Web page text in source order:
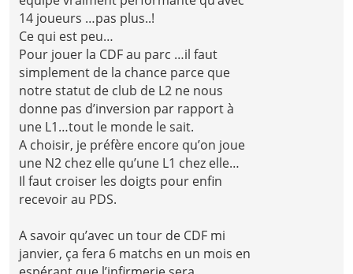
14 joueurs …pas plus..!
Ce qui est peu…
Pour jouer la CDF au parc …il faut
simplement de la chance parce que
notre statut de club de L2 ne nous
donne pas d’inversion par rapport à
une L1…tout le monde le sait.
A choisir, je préfère encore qu’on joue
une N2 chez elle qu’une L1 chez elle…
Il faut croiser les doigts pour enfin
recevoir au PDS.
A savoir qu’avec un tour de CDF mi
janvier, ça fera 6 matchs en un mois en